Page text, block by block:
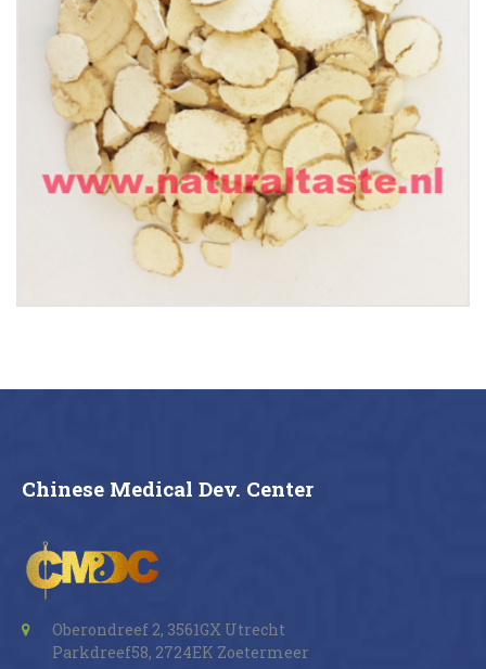
€9.50
Chinese Medical Dev. Center
Oberondreef 2, 3561GX Utrecht
Parkdreef58, 2724EK Zoetermeer